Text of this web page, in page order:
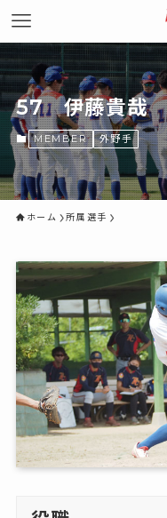
57 伊藤貴哉
MEMBER 外野手
ホーム 所属選手